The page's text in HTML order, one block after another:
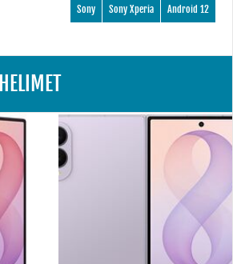
Android 12
Sony Xperia
Sony